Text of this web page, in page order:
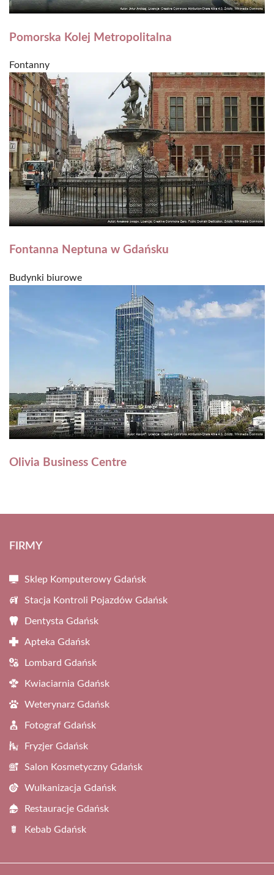
Pomorska Kolej Metropolitalna
Fontanny
Fontanna Neptuna w Gdańsku
Budynki biurowe
Olivia Business Centre
FIRMY
Sklep Komputerowy Gdańsk
Stacja Kontroli Pojazdów Gdańsk
Dentysta Gdańsk
Apteka Gdańsk
Lombard Gdańsk
Kwiaciarnia Gdańsk
Weterynarz Gdańsk
Fotograf Gdańsk
Fryzjer Gdańsk
Salon Kosmetyczny Gdańsk
Wulkanizacja Gdańsk
Restauracje Gdańsk
Kebab Gdańsk